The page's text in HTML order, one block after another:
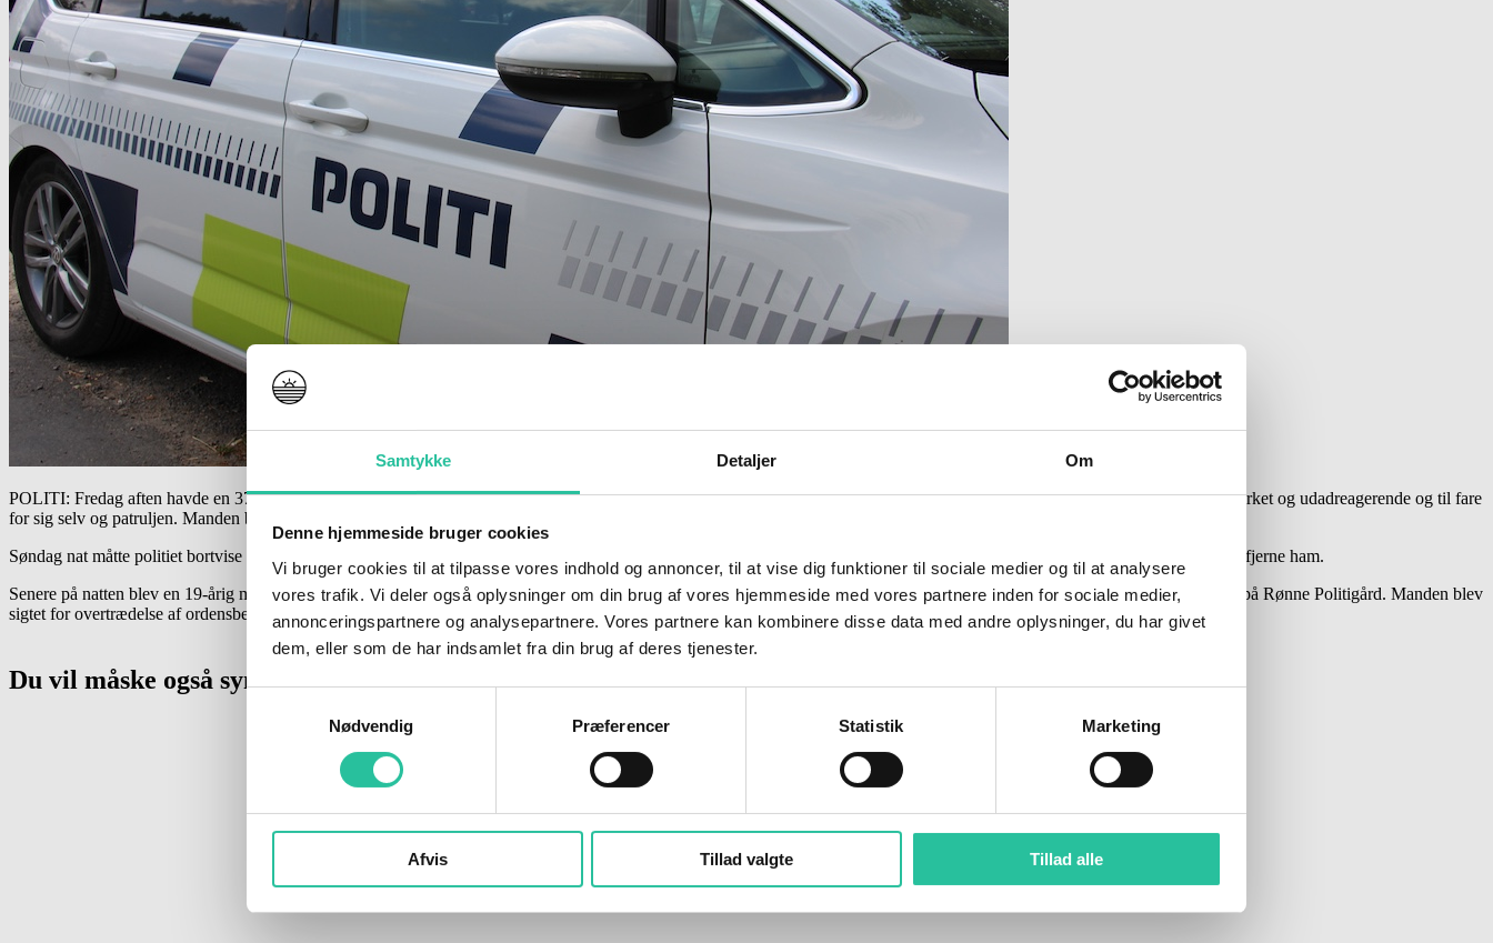
Samtykke Detaljer Om
Denne hjemmeside bruger cookies
Vi bruger cookies til at tilpasse vores indhold og annoncer, til at vise dig funktioner til sociale medier og til at analysere
vores trafik. Vi deler også oplysninger om din brug af vores hjemmeside med vores partnere inden for sociale medier,
annonceringspartnere og analysepartnere. Vores partnere kan kombinere disse data med andre oplysninger, du har givet
dem, eller som de har indsamlet fra din brug af deres tjenester.
Nødvendig
Præferencer Statistik Marketing
Afvis Tillad valgte Tillad alle
POLITI: Fredag aften havde en 37-årig mand fra Rønne fået så meget at drikke, at han faldt omkuld på Store Torv i Rønne. Da politiet ankom, blev manden skønnet alkoholpåvirket og udadreagerende og til fare
for sig selv og patruljen. Manden blev derefter hentet af en ambulance og kørt til Bornholms Hospital til undersøgelse.
Søndag nat måtte politiet bortvise en 17-åriug mand fra Sjælland fra Brofesten i Snogebæk Havn. Manden opførte sig så aggressivt, at de øvrige gæster måtte bede politiet om at fjerne ham.
Senere på natten blev en 19-årig mand fra Rønne efter gentagne bortvisninger og fysisk aggressiv opførsel på Sørens Værtshus i Snogebæk anholdt og taget med til detentionen på Rønne Politigård. Manden blev
sigtet for overtrædelse af ordensbekendtgørelsen.
Du vil måske også synes om